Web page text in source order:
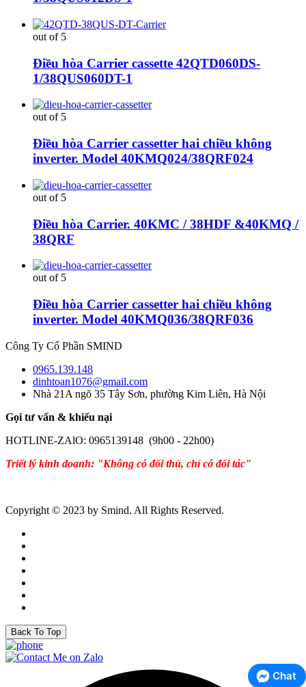
out of 5
Điều hòa Carrier cassette 42QTD060DS-
1/38QUS060DT-1
out of 5
Điều hòa Carrier cassetter hai chiều không
inverter. Model 40KMQ024/38QRF024
out of 5
Điều hòa Carrier. 40KMC / 38HDF &40KMQ /
38QRF
out of 5
Điều hòa Carrier cassetter hai chiều không
inverter. Model 40KMQ036/38QRF036
Công Ty Cổ Phần SMIND
0965.139.148
dinhtoan1076@gmail.com
Nhà 21A ngõ 35 Tây Sơn, phường Kim Liên, Hà Nội
Gọi tư vấn & khiếu nại
HOTLINE-ZAlO: 0965139148 (9h00 - 22h00)
Triết lý kinh doanh: "Không có đối thủ, chỉ có đối tác"
Copyright © 2023 by Smind. All Rights Reserved.
Back To Top
Chat